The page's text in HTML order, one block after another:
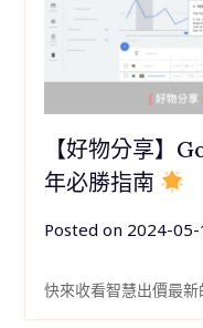
【好物分享】
年必勝指南
Posted on 2024-05-
快來收看智慧出價最